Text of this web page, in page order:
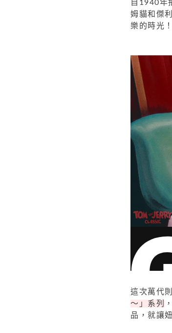
自1940年
姆貓和傑
樂的時光！
這次萬代
～」系列
品，就讓